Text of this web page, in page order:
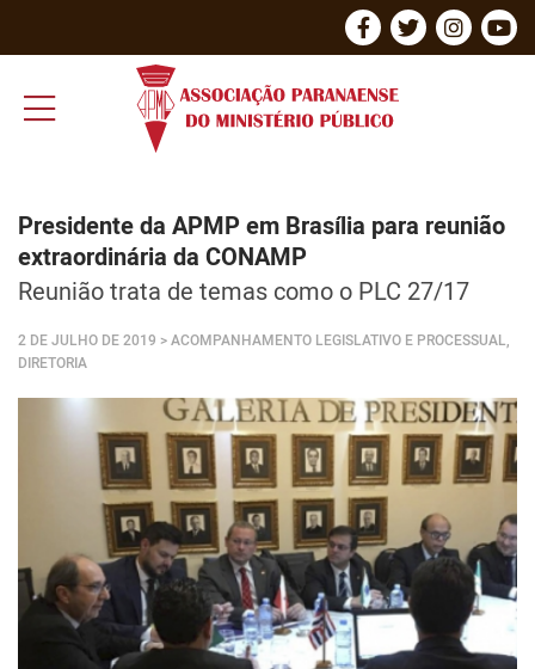
Presidente da APMP em Brasília para reunião
extraordinária da CONAMP
Reunião trata de temas como o PLC 27/17
2 DE JULHO DE 2019 > ACOMPANHAMENTO LEGISLATIVO E PROCESSUAL,
DIRETORIA